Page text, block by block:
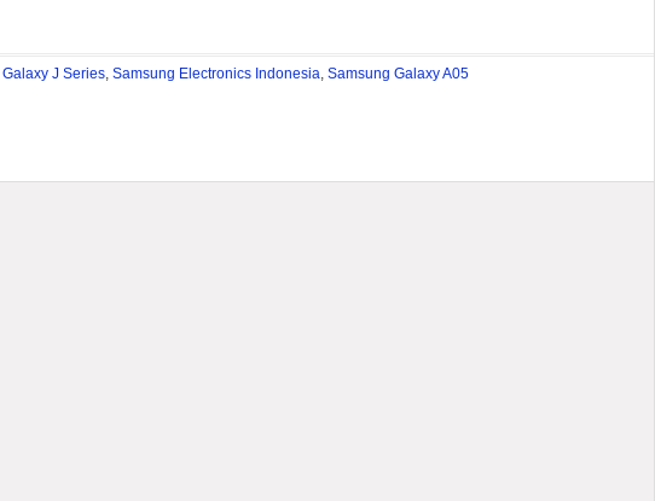
Galaxy J Series, Samsung Electronics Indonesia, Samsung Galaxy A05